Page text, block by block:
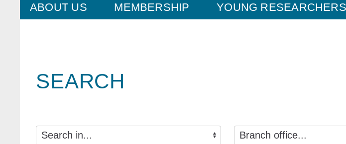
ABOUT US MEMBERSHIP YOUNG RESEARCHERS
SEARCH